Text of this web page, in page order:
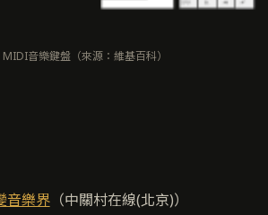
MIDI音樂鍵盤（來源：維基百科）
音樂界（中關村在線(北京)）